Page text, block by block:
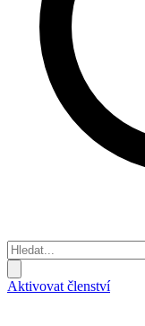
Aktivovat členství